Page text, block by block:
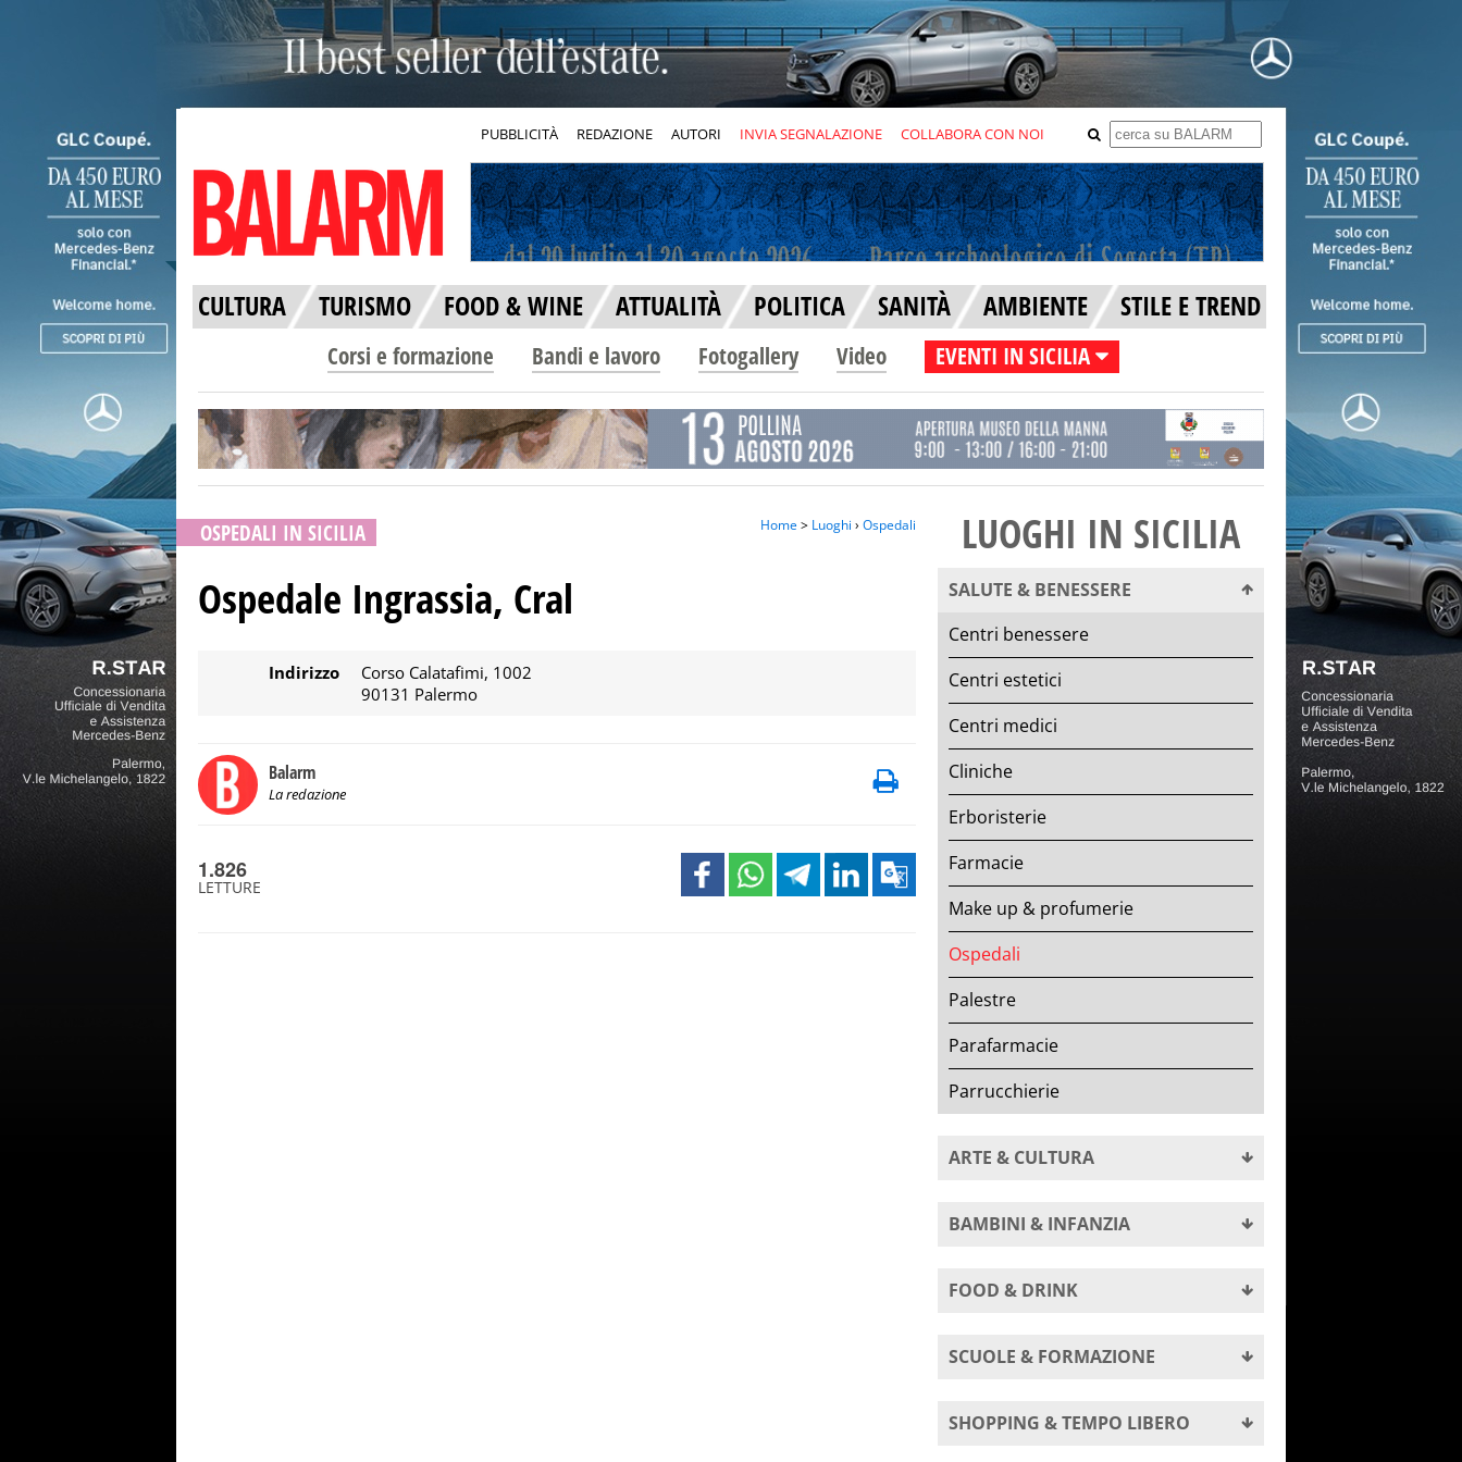
PUBBLICITÀ REDAZIONE AUTORI INVIA SEGNALAZIONE COLLABORA CON NOI
CULTURA TURISMO FOOD & WINE ATTUALITÀ POLITICA SANITÀ AMBIENTE STILE E TREND
Corsi e formazione Bandi e lavoro Fotogallery Video EVENTI IN SICILIA
OSPEDALI IN SICILIA Home> Luoghi › Ospedali
Ospedale Ingrassia, Cral
Indirizzo
Corso Calatafimi, 1002
90131 Palermo
Balarm
La redazione
1.826
LETTURE
LUOGHI IN SICILIA
SALUTE & BENESSERE
Centri benessere
Centri estetici
Centri medici
Cliniche
Erboristerie
Farmacie
Make up & profumerie
Ospedali
Palestre
Parafarmacie
Parrucchierie
ARTE & CULTURA
BAMBINI & INFANZIA
FOOD & DRINK
SCUOLE & FORMAZIONE
SHOPPING & TEMPO LIBERO